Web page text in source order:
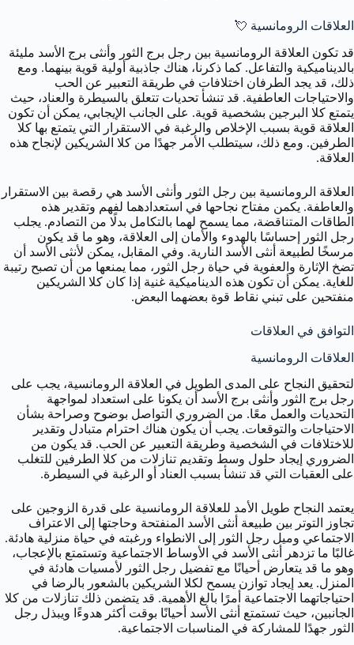
العلاقات الرومانسية 💘
قد تكون العلاقة الرومانسية بين رجل برج الثور وأنثى برج الأسد مليئة
بالديناميكية والتفاعل. كما ذكرنا، هناك جاذبية أولية قوية بينهما. ومع
ذلك، قد يجد الطرفان اختلافات في طريقة التعبير عن الحب
والاحتياجات العاطفية. قد تنشأ تحديات تتعلق بالسيطرة والعناد، حيث
يتمتع كلا البرجين بشخصية قوية. على الجانب الإيجابي، يمكن أن تكون
العلاقة قوية بسبب الإخلاص والرغبة في الاستقرار التي يتمتع بها كلا
الطرفين. ومع ذلك، سيتطلب الأمر جهدًا من كلا الشريكين لإنجاح هذه
العلاقة.
العلاقة الرومانسية بين رجل الثور وأنثى الأسد هي رقصة بين الاستقرار
والعاطفة. يكمن مفتاح نجاحها في استعدادهما لفهم وتقدير هذه
الطاقات المتناقضة، مما يسمح لهما بالتكامل بدلًا من التصادم. يجلب
رجل الثور إحساسًا بالهدوء والأمان إلى العلاقة، وهو ما قد يكون
مرسخًا لطبيعة أنثى الأسد النارية. وفي المقابل، يمكن لأنثى الأسد أن
تضخ الإثارة والعفوية في حياة رجل الثور، مما يمنعها من أن تصبح رتيبة
للغاية. يمكن أن تكون هذه الديناميكية غنية إذا كان كلا الشريكين
منفتحين على تبني نقاط قوة بعضهما البعض.
التوافق في العلاقات
العلاقات الرومانسية
لتحقيق النجاح على المدى الطويل في العلاقة الرومانسية، يجب على
رجل برج الثور وأنثى برج الأسد أن يكونا على استعداد لمواجهة
التحديات والعمل معًا. من الضروري التواصل بوضوح وصراحة بشأن
الاحتياجات والتوقعات. يجب أن يكون هناك احترام متبادل وتقدير
للاختلافات في الشخصية وطريقة التعبير عن الحب. قد يكون من
الضروري إيجاد حلول وسط وتقديم تنازلات من كلا الطرفين للتغلب
على العقبات التي قد تنشأ بسبب العناد أو الرغبة في السيطرة.
يعتمد النجاح طويل الأمد للعلاقة الرومانسية على قدرة الزوجين على
تجاوز التوتر بين طبيعة أنثى الأسد المنفتحة وحاجتها إلى الاعتراف
الاجتماعي وميل رجل الثور إلى الانطواء ورغبته في حياة منزلية هادئة.
غالبًا ما تزدهر أنثى الأسد في الأوساط الاجتماعية وتستمتع بالإعجاب،
وهو ما قد يتعارض أحيانًا مع تفضيل رجل الثور لأمسيات هادئة في
المنزل. يعد إيجاد توازن يسمح لكلا الشريكين بالشعور بالرضا في
احتياجاتهما الاجتماعية أمرًا بالغ الأهمية. قد يتضمن ذلك تنازلات من كلا
الجانبين، حيث تستمتع أنثى الأسد أحيانًا بوقت أكثر هدوءًا ويبذل رجل
الثور جهدًا للمشاركة في المناسبات الاجتماعية.